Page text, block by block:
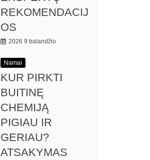
REKOMENDACIJ
OS
2026 9 balandžio
Namai
KUR PIRKTI
BUITINĘ
CHEMIJĄ
PIGIAU IR
GERIAU?
ATSAKYMAS